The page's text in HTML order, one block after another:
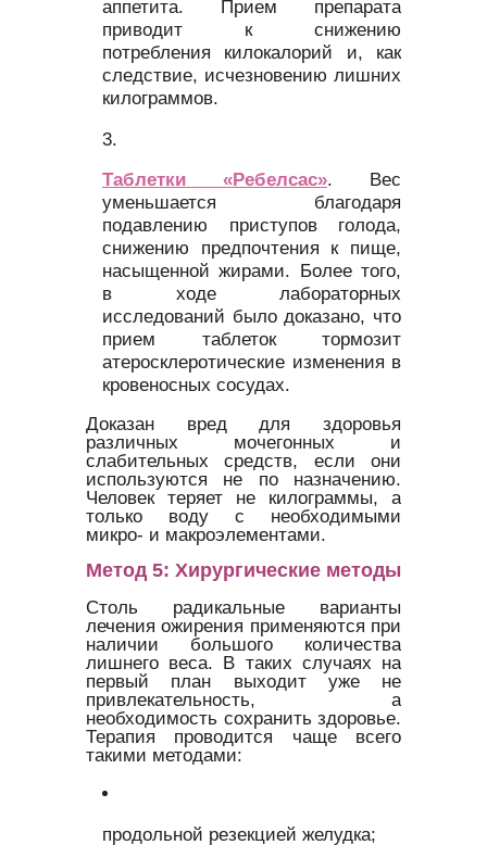
аппетита. Прием препарата
приводит к снижению
потребления килокалорий и, как
следствие, исчезновению лишних
килограммов.
Таблетки «Ребелсас». Вес
уменьшается благодаря
подавлению приступов голода,
снижению предпочтения к пище,
насыщенной жирами. Более того,
в ходе лабораторных
исследований было доказано, что
прием таблеток тормозит
атеросклеротические изменения в
кровеносных сосудах.
Доказан вред для здоровья
различных мочегонных и
слабительных средств, если они
используются не по назначению.
Человек теряет не килограммы, а
только воду с необходимыми
микро- и макроэлементами.
Метод 5: Хирургические методы
Столь радикальные варианты
лечения ожирения применяются при
наличии большого количества
лишнего веса. В таких случаях на
первый план выходит уже не
привлекательность, а
необходимость сохранить здоровье.
Терапия проводится чаще всего
такими методами:
продольной резекцией желудка;